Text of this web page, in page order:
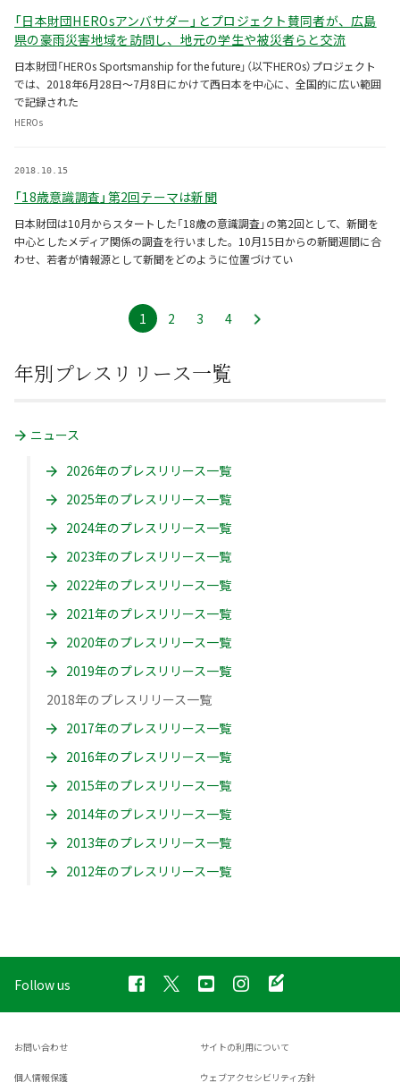
「日本財団HEROsアンバサダー」とプロジェクト賛同者が、広島
県の豪雨災害地域を訪問し、地元の学生や被災者らと交流
日本財団「HEROs Sportsmanship for the future」（以下HEROs）プロジェクト
では、2018年6月28日～7月8日にかけて西日本を中心に、全国的に広い範囲
で記録された
HEROs
「18歳意識調査」第2回テーマは新聞
2018.10.15
日本財団は10月からスタートした「18歳の意識調査」の第2回として、新聞を
中心としたメディア関係の調査を行いました。10月15日からの新聞週間に合
わせ、若者が情報源として新聞をどのように位置づけてい
1 ペ
ジ
2
ジ
3
ジ
4
年別プレスリリース一覧
ニュース
2026年のプレスリリース一覧
2025年のプレスリリース一覧
2024年のプレスリリース一覧
2023年のプレスリリース一覧
2022年のプレスリリース一覧
2021年のプレスリリース一覧
2020年のプレスリリース一覧
2019年のプレスリリース一覧
2018年のプレスリリース一覧
2017年のプレスリリース一覧
2016年のプレスリリース一覧
2015年のプレスリリース一覧
2014年のプレスリリース一覧
2013年のプレスリリース一覧
2012年のプレスリリース一覧
Follow us
お問い合わせ サイトの利用について
個人情報保護 ウェブアクセシビリティ方針